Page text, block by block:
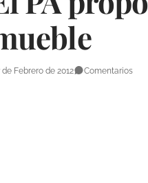
de Febrero de 2012 Comentarios